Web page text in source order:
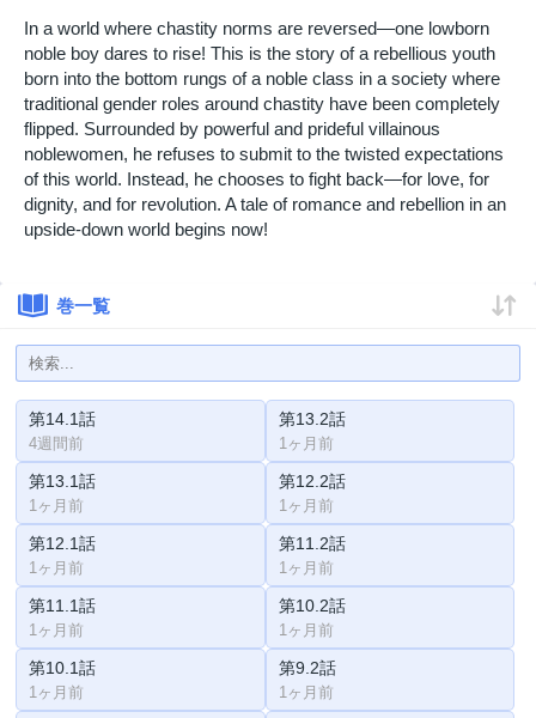
In a world where chastity norms are reversed—one lowborn
noble boy dares to rise! This is the story of a rebellious youth
born into the bottom rungs of a noble class in a society where
traditional gender roles around chastity have been completely
flipped. Surrounded by powerful and prideful villainous
noblewomen, he refuses to submit to the twisted expectations
of this world. Instead, he chooses to fight back—for love, for
dignity, and for revolution. A tale of romance and rebellion in an
upside-down world begins now!
巻一覧
第14.1話
4週間前
第13.2話
1ヶ月前
第13.1話
1ヶ月前
第12.2話
1ヶ月前
第12.1話
1ヶ月前
第11.2話
1ヶ月前
第11.1話
1ヶ月前
第10.2話
1ヶ月前
第10.1話
1ヶ月前
第9.2話
1ヶ月前